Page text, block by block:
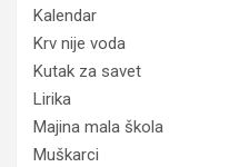
Kalendar
Krv nije voda
Kutak za savet
Lirika
Majina mala škola
Muškarci